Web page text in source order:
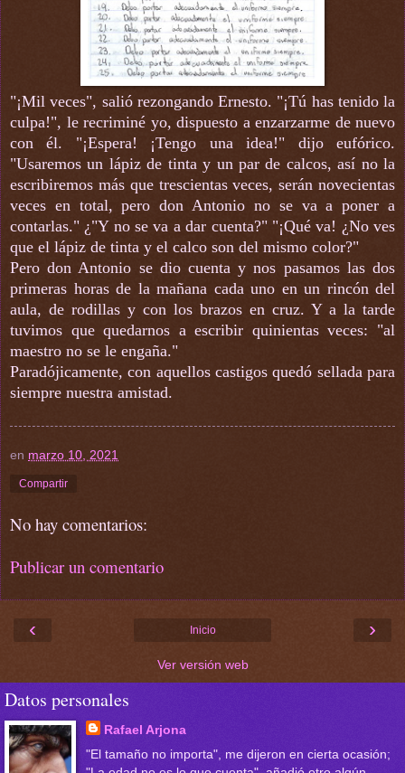
"¡Mil veces", salió rezongando Ernesto. "¡Tú has tenido la
culpa!", le recriminé yo, dispuesto a enzarzarme de nuevo
con él. "¡Espera! ¡Tengo una idea!" dijo eufórico.
"Usaremos un lápiz de tinta y un par de calcos, así no la
escribiremos más que trescientas veces, serán novecientas
veces en total, pero don Antonio no se va a poner a
contarlas." ¿"Y no se va a dar cuenta?" "¡Qué va! ¿No ves
que el lápiz de tinta y el calco son del mismo color?"
Pero don Antonio se dio cuenta y nos pasamos las dos
primeras horas de la mañana cada uno en un rincón del
aula, de rodillas y con los brazos en cruz. Y a la tarde
tuvimos que quedarnos a escribir quinientas veces: "al
maestro no se le engaña."
Paradójicamente, con aquellos castigos quedó sellada para
siempre nuestra amistad.
en marzo 10, 2021
Compartir
No hay comentarios:
Publicar un comentario
‹ ›
Inicio
Ver versión web
Datos personales
Rafael Arjona
"El tamaño no importa", me dijeron en cierta ocasión;